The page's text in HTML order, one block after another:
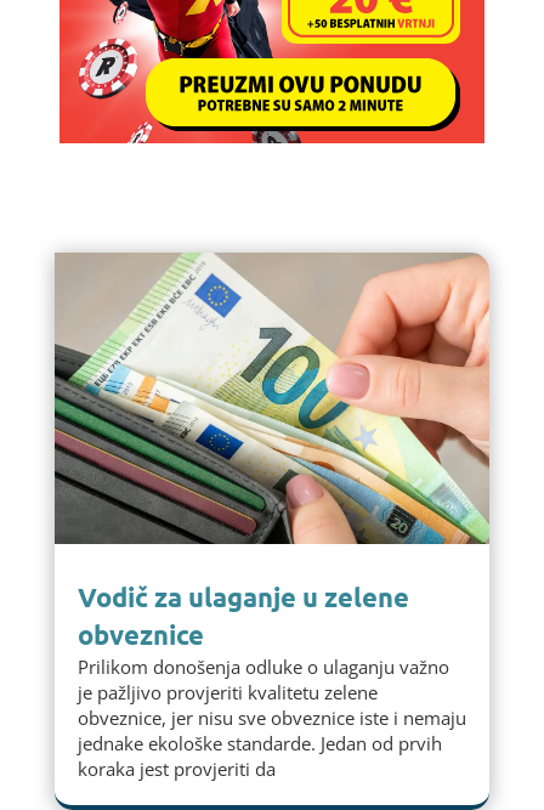
Vodič za ulaganje u zelene
obveznice
Prilikom donošenja odluke o ulaganju važno
je pažljivo provjeriti kvalitetu zelene
obveznice, jer nisu sve obveznice iste i nemaju
jednake ekološke standarde. Jedan od prvih
koraka jest provjeriti da